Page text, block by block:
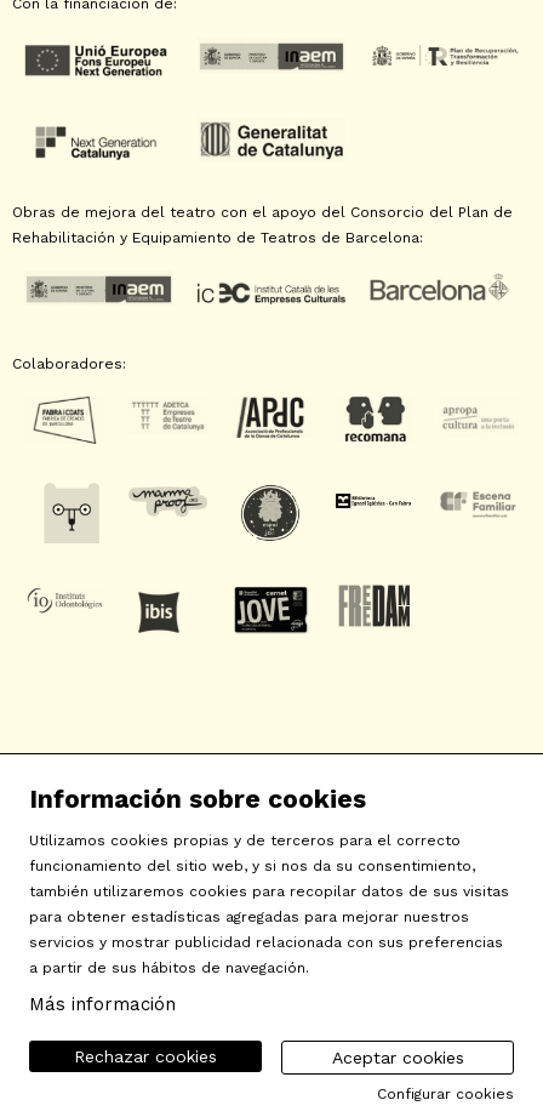
Con la financiación de:
Obras de mejora del teatro con el apoyo del Consorcio del Plan de
Rehabilitación y Equipamiento de Teatros de Barcelona:
Colaboradores:
c/ Neopàtria, 54
08030 Barcelona
info@sat-teatre.cat | 933457930
Sitemap | Aviso Legal | Uso de Cookies | Contactar
Política de privacidad
| Declaración de accesibilidad
Información sobre cookies
Utilizamos cookies propias y de terceros para el correcto
funcionamiento del sitio web, y si nos da su consentimiento,
también utilizaremos cookies para recopilar datos de sus visitas
para obtener estadísticas agregadas para mejorar nuestros
servicios y mostrar publicidad relacionada con sus preferencias
a partir de sus hábitos de navegación.
Más información
Aceptar cookies
Rechazar cookies
Configurar cookies